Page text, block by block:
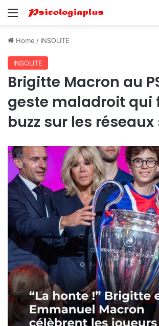
Menu
Home / INSOLITE
INSOLITE
Brigitte Macron au
geste maladroit qui
buzz sur les